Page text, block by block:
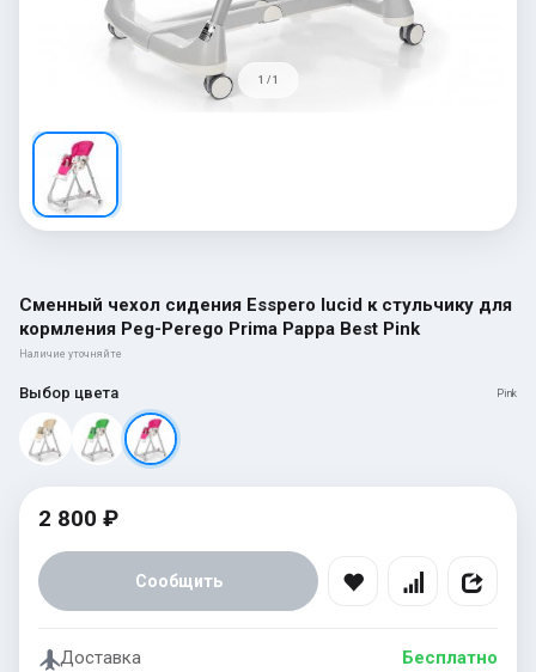
1 / 1
Сменный чехол сидения Esspero lucid к стульчику для
кормления Peg-Perego Prima Pappa Best Pink
Наличие уточняйте
Выбор цвета Pink
2 800 ₽
Сообщить
Доставка Бесплатно